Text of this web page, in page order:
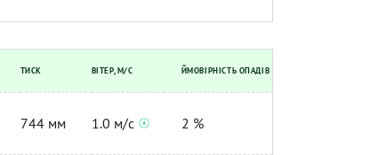
ТИСК ВІТЕР, М/С ЙМОВІРНІСТЬ ОПАДІВ
744 мм 1.0 м/с 2 %